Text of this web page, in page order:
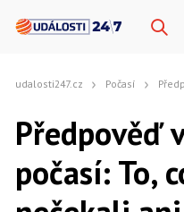
udalosti247.cz Počasí Předpověď
Předpověď
počasí: To,